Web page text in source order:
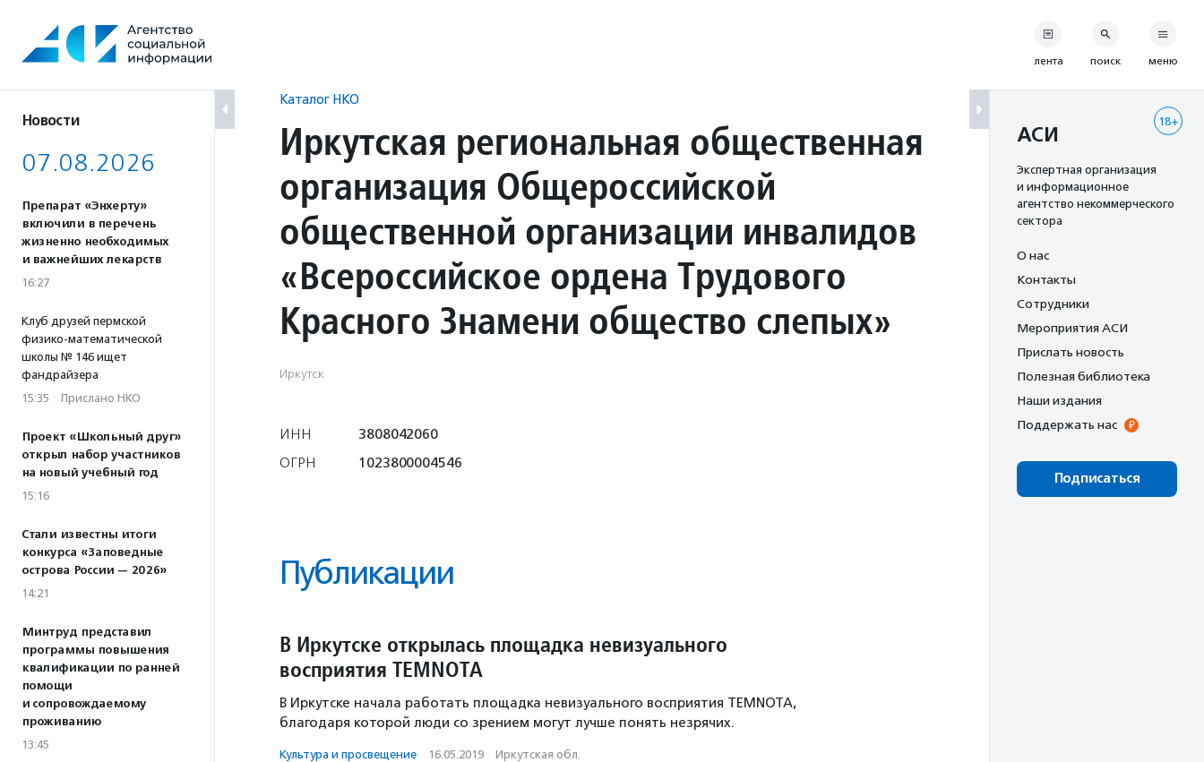
содержанию
Новости
07.08.2026
Препарат «Энхерту»
включили в перечень
жизненно необходимых
и важнейших лекарств
16:27
Клуб друзей пермской
физико-математической
школы № 146 ищет
фандрайзера
15:35 · Прислано НКО
Проект «Школьный друг»
открыл набор участников
на новый учебный год
15:16
Стали известны итоги
конкурса «Заповедные
острова России — 2026»
14:21
Минтруд представил
программы повышения
квалификации по ранней
помощи
и сопровождаемому
проживанию
13:45
Каталог НКО
Иркутская региональная общественная
организация Общероссийской
общественной организации инвалидов
«Всероссийское ордена Трудового
Красного Знамени общество слепых»
Иркутск
ИНН
3808042060
ОГРН
1023800004546
Публикации
В Иркутске открылась площадка невизуального
восприятия ТЕМNОТА
В Иркутске начала работать площадка невизуального восприятия ТЕМNОТА,
благодаря которой люди со зрением могут лучше понять незрячих.
Культура и просвещение · 16.05.2019 · Иркутская обл.
лента поиск меню
18+
АСИ
Экспертная организация
и информационное
агентство некоммерческого
сектора
О нас
Контакты
Сотрудники
Мероприятия АСИ
Прислать новость
Полезная библиотека
Наши издания
Поддержать нас
Подписаться